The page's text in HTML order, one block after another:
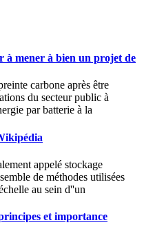
mener à bien un projet de
carbone après être
du secteur public à
par batterie à la
appelé stockage
de méthodes utilisées
au sein d''un
et importance